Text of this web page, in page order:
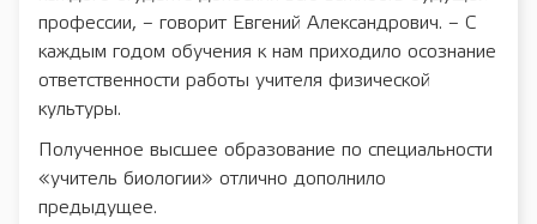
профессии, – говорит Евгений Александрович. – С
каждым годом обучения к нам приходило осознание
ответственности работы учителя физической
культуры.
Полученное высшее образование по специальности
«учитель биологии» отлично дополнило
предыдущее.